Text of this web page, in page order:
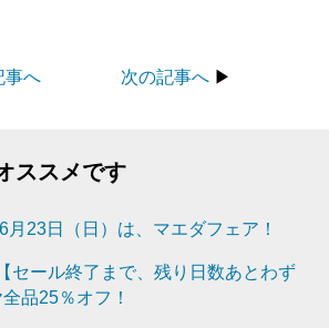
事へ 次の記事へ ▶
ススメです
月23日（日）は、マエダフェア！
セール終了まで、残り日数あとわず
品25％オフ！